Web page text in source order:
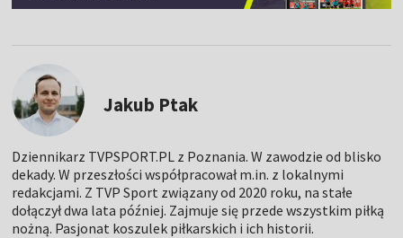
Jakub Ptak
Dziennikarz TVPSPORT.PL z Poznania. W zawodzie od blisko
dekady. W przeszłości współpracował m.in. z lokalnymi
redakcjami. Z TVP Sport związany od 2020 roku, na stałe
dołączył dwa lata później. Zajmuje się przede wszystkim piłką
nożną. Pasjonat koszulek piłkarskich i ich historii.